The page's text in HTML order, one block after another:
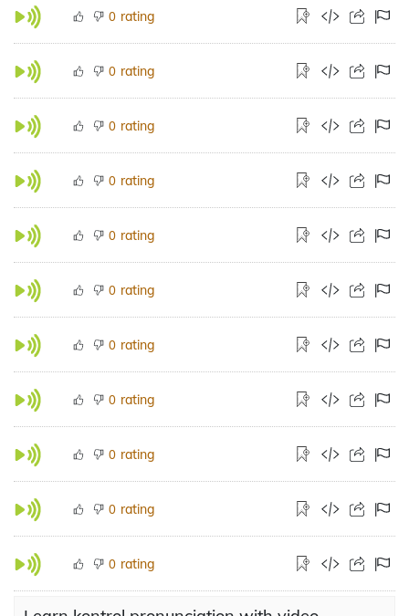
0 rating
0 rating
0 rating
0 rating
0 rating
0 rating
0 rating
0 rating
0 rating
0 rating
0 rating